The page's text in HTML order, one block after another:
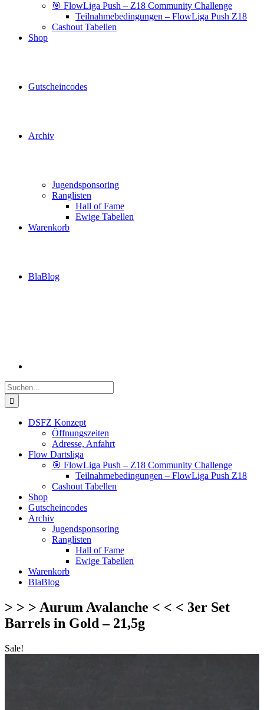
🎯 FlowLiga Push – Z18 Community Challenge
Teilnahmebedingungen – FlowLiga Push Z18
Cashout Tabellen
Shop
Gutscheincodes
Archiv
Jugendsponsoring
Ranglisten
Hall of Fame
Ewige Tabellen
Warenkorb
BlaBlog
Suche
nach:
DSFZ Konzept
Öffnungszeiten
Adresse, Anfahrt
Flow Dartsliga
🎯 FlowLiga Push – Z18 Community Challenge
Teilnahmebedingungen – FlowLiga Push Z18
Cashout Tabellen
Shop
Gutscheincodes
Archiv
Jugendsponsoring
Ranglisten
Hall of Fame
Ewige Tabellen
Warenkorb
BlaBlog
> > > Aurum Avalanche < < < 3er Set
Barrels in Gold – 21,5g
Sale!